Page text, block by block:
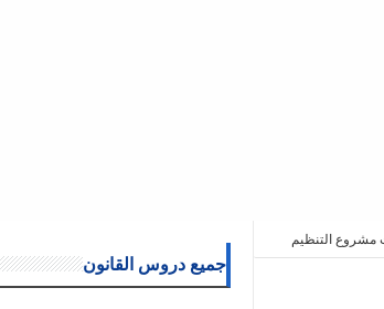
مشروع التنظيم
جميع دروس القانون